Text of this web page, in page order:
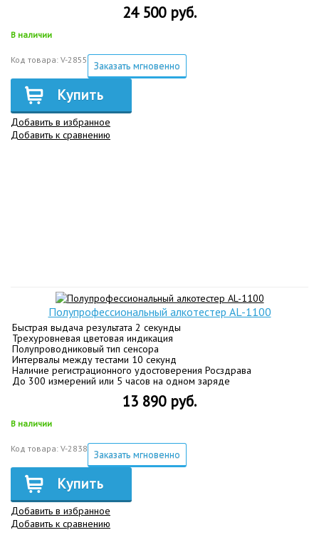
24 500 руб.
В наличии
Код товара: V-2855 Заказать мгновенно
Купить
Добавить в избранное
Добавить к сравнению
Полупрофессиональный алкотестер AL-1100
Быстрая выдача результата 2 секунды
Трехуровневая цветовая индикация
Полупроводниковый тип сенсора
Интервалы между тестами 10 секунд
Наличие регистрационного удостоверения Росздрава
До 300 измерений или 5 часов на одном заряде
13 890 руб.
В наличии
Код товара: V-2838 Заказать мгновенно
Купить
Добавить в избранное
Добавить к сравнению